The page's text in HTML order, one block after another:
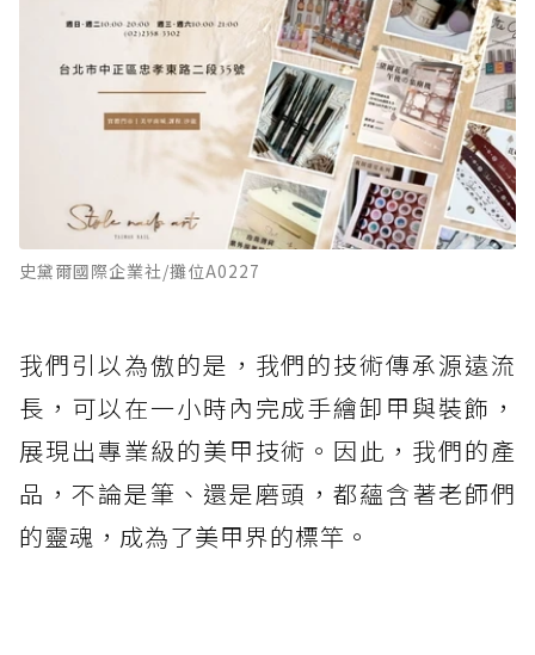
史黛爾國際企業社/攤位A0227
我們引以為傲的是，我們的技術傳承源遠流
長，可以在一小時內完成手繪卸甲與裝飾，
展現出專業級的美甲技術。因此，我們的產
品，不論是筆、還是磨頭，都蘊含著老師們
的靈魂，成為了美甲界的標竿。